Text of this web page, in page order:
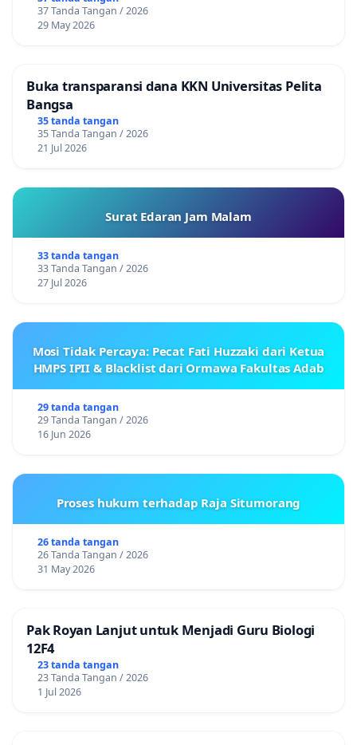
37 Tanda Tangan / 2026
29 May 2026
Buka transparansi dana KKN Universitas Pelita
Bangsa
35 tanda tangan
35 Tanda Tangan / 2026
21 Jul 2026
Surat Edaran Jam Malam
33 tanda tangan
33 Tanda Tangan / 2026
27 Jul 2026
Mosi Tidak Percaya: Pecat Fati Huzzaki dari Ketua
HMPS IPII & Blacklist dari Ormawa Fakultas Adab
29 tanda tangan
29 Tanda Tangan / 2026
16 Jun 2026
Proses hukum terhadap Raja Situmorang
26 tanda tangan
26 Tanda Tangan / 2026
31 May 2026
Pak Royan Lanjut untuk Menjadi Guru Biologi
12F4
23 tanda tangan
23 Tanda Tangan / 2026
1 Jul 2026